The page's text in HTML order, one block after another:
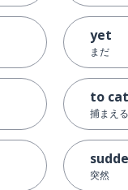
yet
まだ
to
捕まえる
突然